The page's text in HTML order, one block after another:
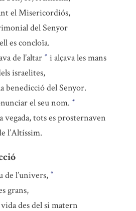
el Misericordiós,
del Senyor
es concloïa.
de l’altar * i alçava les mans
israelites,
benedicció del Senyor.
el seu nom. *
vegada, tots es prosternaven
l’Altíssim.
de l’univers, *
grans,
des del si matern